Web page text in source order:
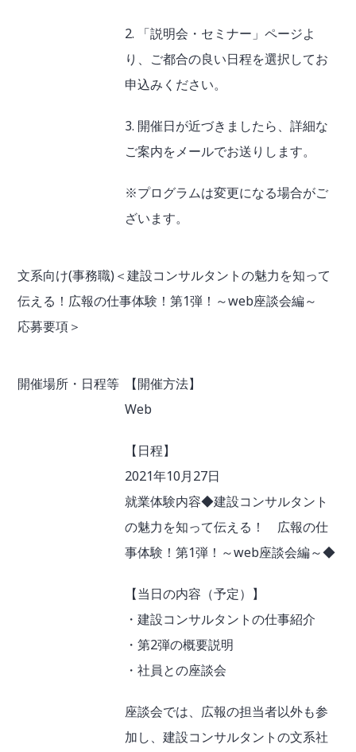
2. 「説明会・セミナー」ページよ
り、ご都合の良い日程を選択してお
申込みください。
3. 開催日が近づきましたら、詳細な
ご案内をメールでお送りします。
※プログラムは変更になる場合がご
ざいます。
文系向け(事務職)＜建設コンサルタントの魅力を知って
伝える！広報の仕事体験！第1弾！～web座談会編～
応募要項＞
開催場所・日程等
【開催方法】
Web
【日程】
2021年10月27日
就業体験内容◆建設コンサルタント
の魅力を知って伝える！ 広報の仕
事体験！第1弾！～web座談会編～◆
【当日の内容（予定）】
・建設コンサルタントの仕事紹介
・第2弾の概要説明
・社員との座談会
座談会では、広報の担当者以外も参
加し、建設コンサルタントの文系社